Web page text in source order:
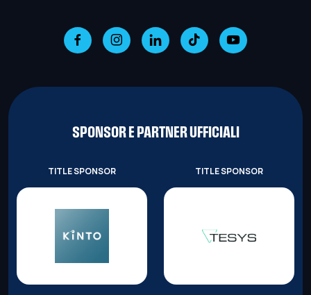
SPONSOR E PARTNER UFFICIALI
TITLE SPONSOR TITLE SPONSOR